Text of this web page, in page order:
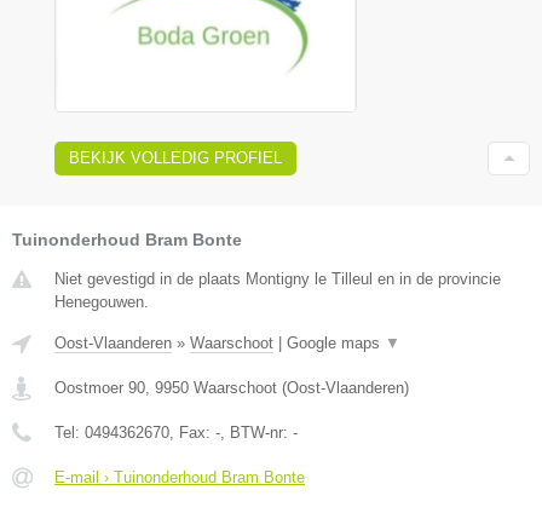
BEKIJK VOLLEDIG PROFIEL
Tuinonderhoud Bram Bonte
Niet gevestigd in de plaats Montigny le Tilleul en in de provincie
Henegouwen.
Oost-Vlaanderen » Waarschoot Google maps ▼
Oostmoer 90, 9950 Waarschoot (Oost-Vlaanderen)
Tel: 0494362670, Fax: -, BTW-nr: -
E-mail › Tuinonderhoud Bram Bonte